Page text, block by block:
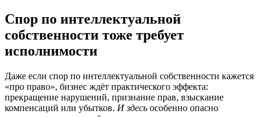
Спор по интеллектуальной
собственности тоже требует
исполнимости
Даже если спор по интеллектуальной собственности кажется
«про право», бизнес ждёт практического эффекта:
прекращение нарушений, признание прав, взыскание
компенсаций или убытков. И здесь особенно опасно